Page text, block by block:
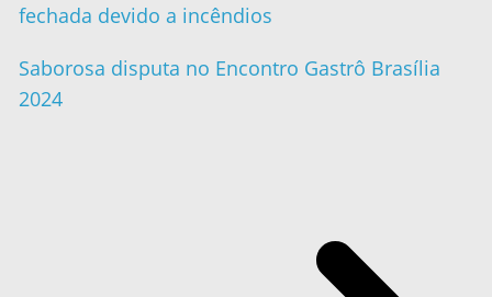
fechada devido a incêndios
Saborosa disputa no Encontro Gastrô Brasília
2024